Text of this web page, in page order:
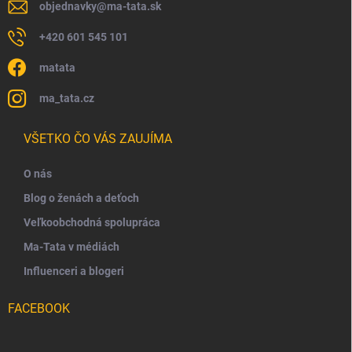
objednavky@ma-tata.sk
+420 601 545 101
matata
ma_tata.cz
VŠETKO ČO VÁS ZAUJÍMA
O nás
Blog o ženách a deťoch
Veľkoobchodná spolupráca
Ma-Tata v médiách
Influenceri a blogeri
FACEBOOK